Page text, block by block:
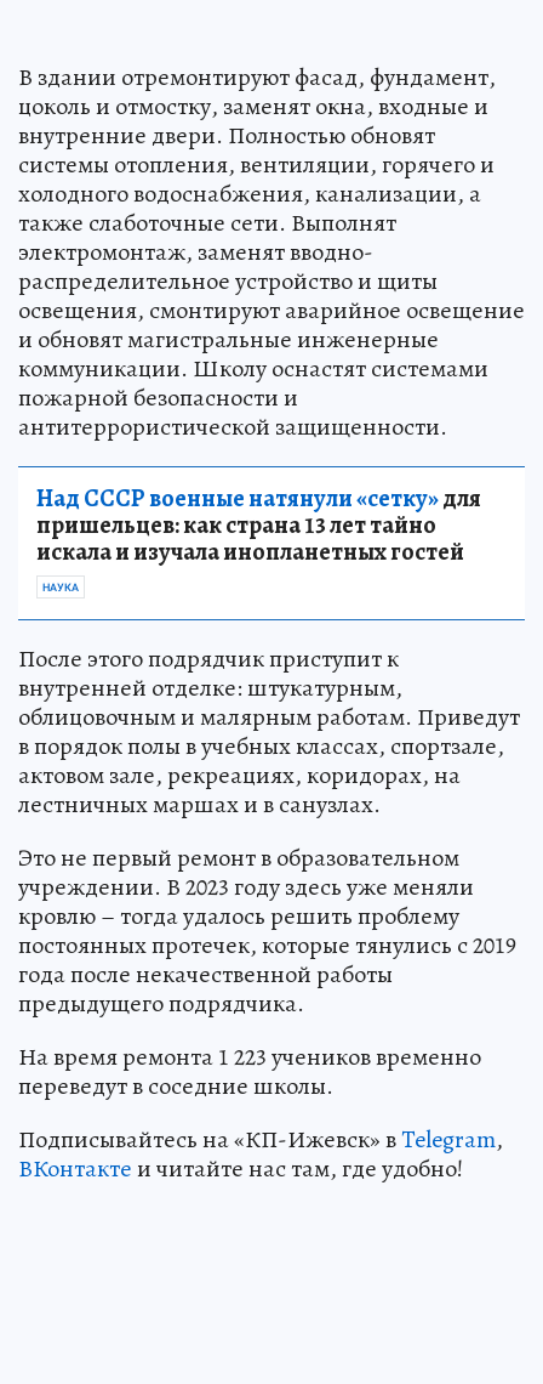
В здании отремонтируют фасад, фундамент,
цоколь и отмостку, заменят окна, входные и
внутренние двери. Полностью обновят
системы отопления, вентиляции, горячего и
холодного водоснабжения, канализации, а
также слаботочные сети. Выполнят
электромонтаж, заменят вводно-
распределительное устройство и щиты
освещения, смонтируют аварийное освещение
и обновят магистральные инженерные
коммуникации. Школу оснастят системами
пожарной безопасности и
антитеррористической защищенности.
Над СССР военные натянули «сетку»для
пришельцев: как страна 13 лет тайно
искала и изучала инопланетных гостей
НАУКА
После этого подрядчик приступит к
внутренней отделке: штукатурным,
облицовочным и малярным работам. Приведут
в порядок полы в учебных классах, спортзале,
актовом зале, рекреациях, коридорах, на
лестничных маршах и в санузлах.
Это не первый ремонт в образовательном
учреждении. В 2023 году здесь уже меняли
кровлю – тогда удалось решить проблему
постоянных протечек, которые тянулись с 2019
года после некачественной работы
предыдущего подрядчика.
На время ремонта 1 223 учеников временно
переведут в соседние школы.
Подписывайтесь на «КП-Ижевск» вTelegram,
ВКонтактеи читайте нас там, где удобно!